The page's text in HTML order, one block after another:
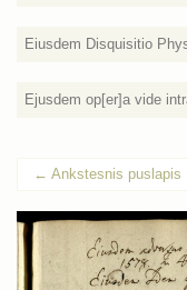
Eiusdem Disquisitio
Ejusdem op[er]a vide
← Ankstesnis puslapis